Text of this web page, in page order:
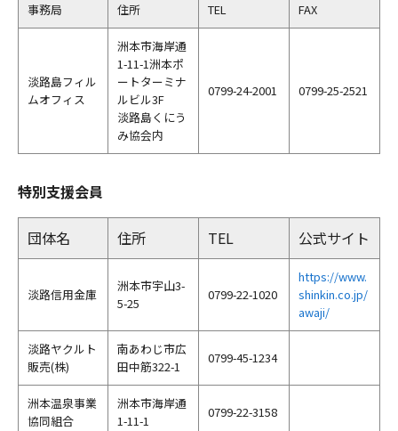
事務局 住所 TEL FAX
淡路島フィル
ムオフィス
洲本市海岸通
1-11-1洲本ポ
ートターミナ
ルビル3F
淡路島くにう
み協会内
0799-24-2001 0799-25-2521
特別支援会員
団体名 住所 TEL 公式サイト
淡路信用金庫
洲本市宇山3-
5-25
0799-22-1020
https://www.
shinkin.co.jp/
awaji/
淡路ヤクルト
販売(株)
南あわじ市広
田中筋322-1
0799-45-1234
洲本温泉事業
協同組合
洲本市海岸通
1-11-1
0799-22-3158